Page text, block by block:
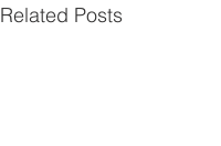
Related Posts